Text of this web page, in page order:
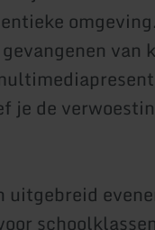
van
je de
uitgebreid